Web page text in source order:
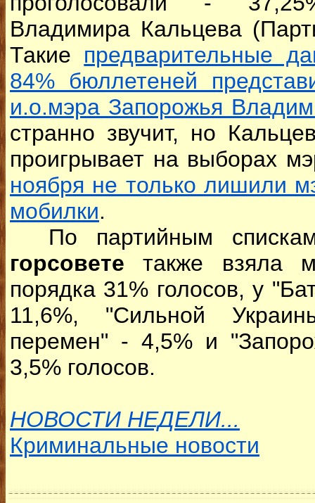
Владимира Кальцева
Такие предварительные
84% бюллетеней
и.о.мэра Запорожья
странно звучит, но
проигрывает на выборах
ноября не только лишили
мобилки.
По партийным
горсовете также взяла
порядка 31% голосов, у
11,6%, "Сильной
перемен" - 4,5% и
3,5% голосов.
НОВОСТИ НЕДЕЛИ...
Криминальные новости